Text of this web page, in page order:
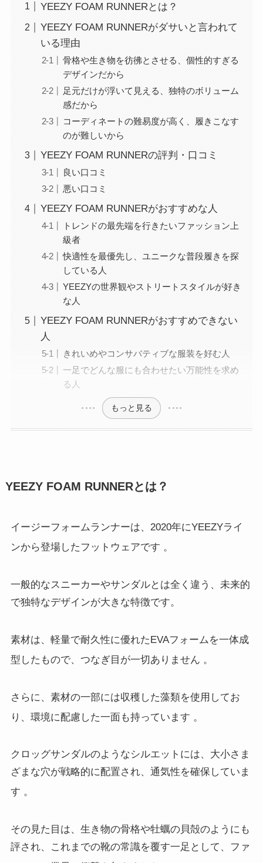
YEEZY FOAM RUNNERとは？
YEEZY FOAM RUNNERがダサいと言われて
いる理由
骨格や生き物を彷彿とさせる、個性的すぎる
デザインだから
足元だけが浮いて見える、独特のボリューム
感だから
コーディネートの難易度が高く、履きこなす
のが難しいから
YEEZY FOAM RUNNERの評判・口コミ
良い口コミ
悪い口コミ
YEEZY FOAM RUNNERがおすすめな人
トレンドの最先端を行きたいファッション上
級者
快適性を最優先し、ユニークな普段履きを探
している人
YEEZYの世界観やストリートスタイルが好き
な人
YEEZY FOAM RUNNERがおすすめできない
人
きれいめやコンサバティブな服装を好む人
一足でどんな服にも合わせたい万能性を求め
る人
もっと見る
YEEZY FOAM RUNNERとは？
イージーフォームランナーは、2020年にYEEZYライ
ンから登場したフットウェアです 。
一般的なスニーカーやサンダルとは全く違う、未来的
で独特なデザインが大きな特徴です。
素材は、軽量で耐久性に優れたEVAフォームを一体成
型したもので、つなぎ目が一切ありません 。
さらに、素材の一部には収穫した藻類を使用してお
り、環境に配慮した一面も持っています 。
クロッグサンダルのようなシルエットには、大小さま
ざまな穴が戦略的に配置され、通気性を確保していま
す 。
その見た目は、生き物の骨格や牡蠣の貝殻のようにも
評され、これまでの靴の常識を覆す一足として、ファ